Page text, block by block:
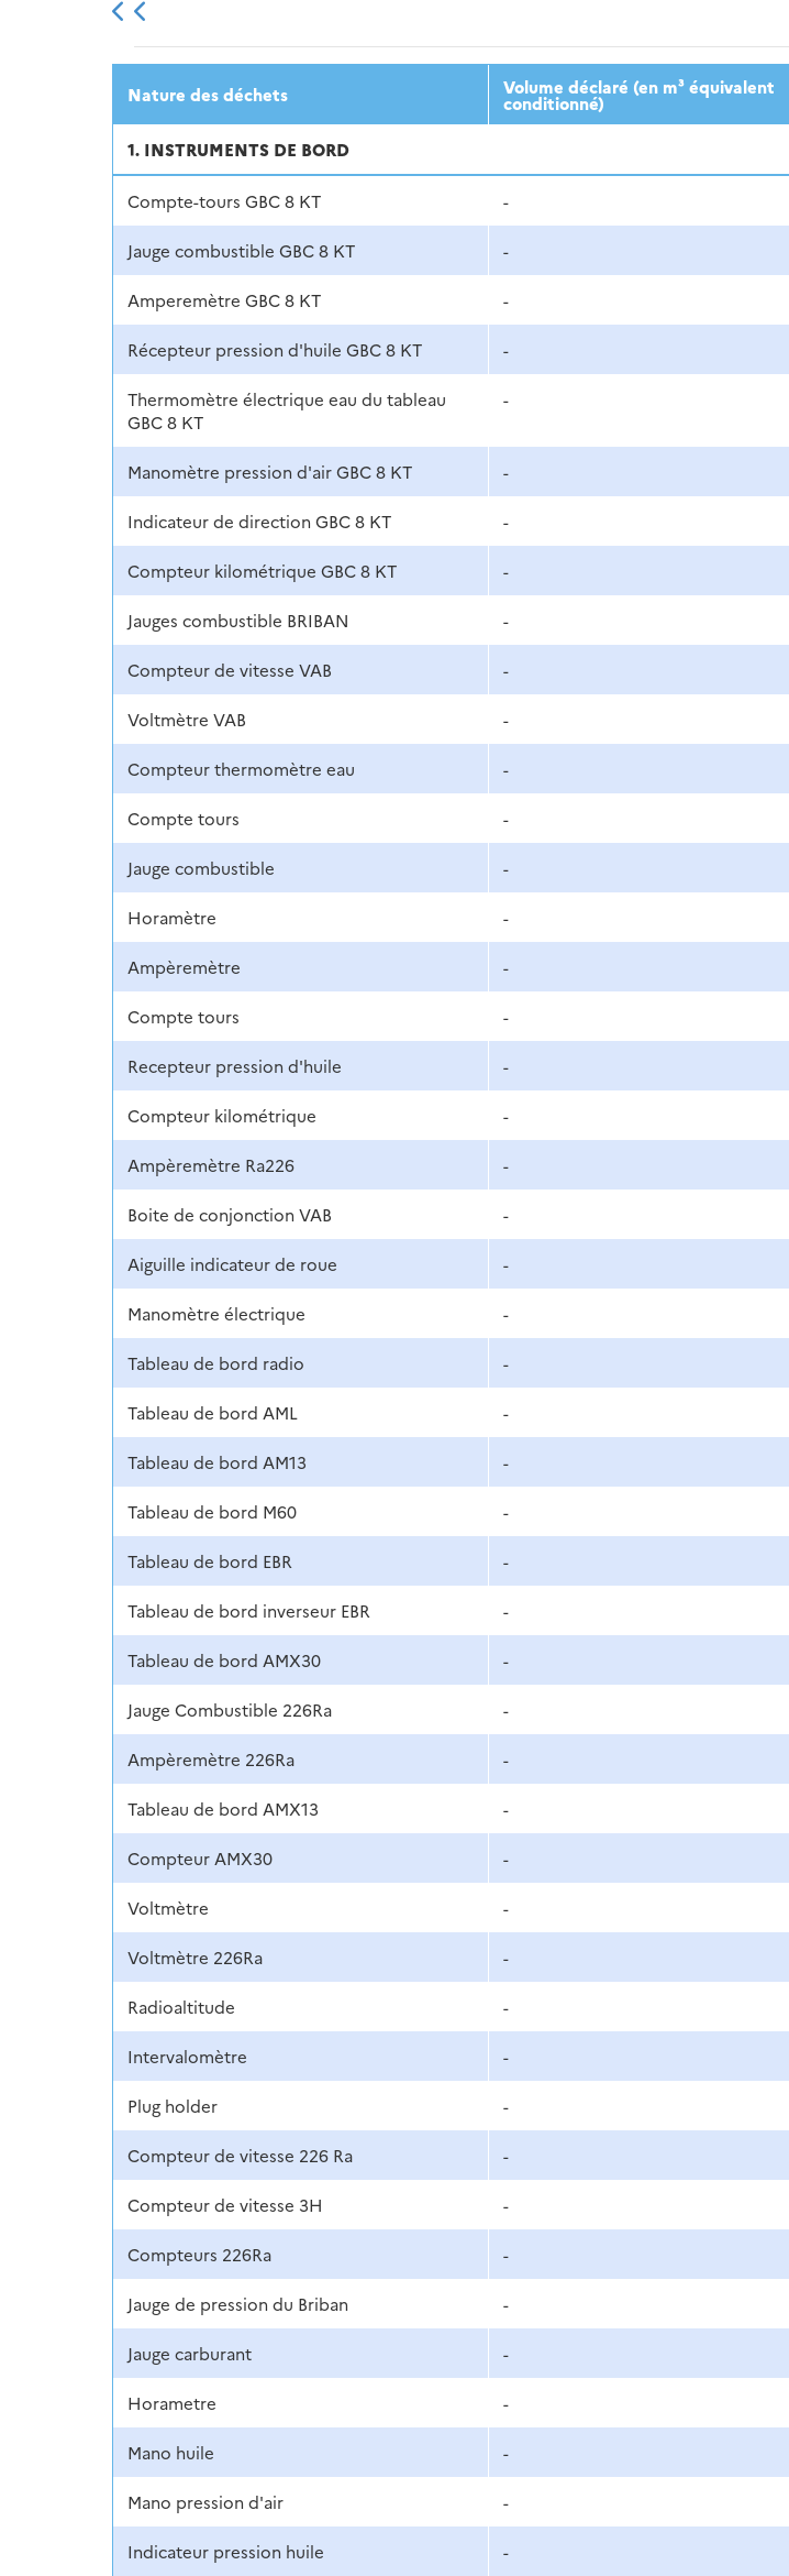
2013 2014 2015 2016 2017 2018
Nature des déchets Volume déclaré (en m³ équivalent
conditionné)
1. INSTRUMENTS DE BORD
Compte-tours GBC 8 KT -
Jauge combustible GBC 8 KT -
Amperemètre GBC 8 KT -
Récepteur pression d'huile GBC 8 KT -
Thermomètre électrique eau du tableau
GBC 8 KT
-
Manomètre pression d'air GBC 8 KT -
Indicateur de direction GBC 8 KT -
Compteur kilométrique GBC 8 KT -
Jauges combustible BRIBAN -
Compteur de vitesse VAB -
Voltmètre VAB -
Compteur thermomètre eau -
Compte tours -
Jauge combustible -
Horamètre -
Ampèremètre -
Compte tours -
Recepteur pression d'huile -
Compteur kilométrique -
Ampèremètre Ra226 -
Boite de conjonction VAB -
Aiguille indicateur de roue -
Manomètre électrique -
Tableau de bord radio -
Tableau de bord AML -
Tableau de bord AM13 -
Tableau de bord M60 -
Tableau de bord EBR -
Tableau de bord inverseur EBR -
Tableau de bord AMX30 -
Jauge Combustible 226Ra -
Ampèremètre 226Ra -
Tableau de bord AMX13 -
Compteur AMX30 -
Voltmètre -
Voltmètre 226Ra -
Radioaltitude -
Intervalomètre -
Plug holder -
Compteur de vitesse 226 Ra -
Compteur de vitesse 3H -
Compteurs 226Ra -
Jauge de pression du Briban -
Jauge carburant -
Horametre -
Mano huile -
Mano pression d'air -
Indicateur pression huile -